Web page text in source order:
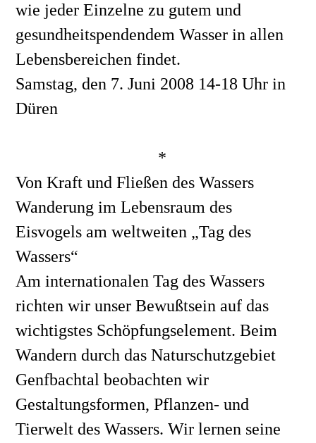
wie jeder Einzelne zu gutem und
gesundheitspendendem Wasser in allen
Lebensbereichen findet.
Samstag, den 7. Juni 2008 14-18 Uhr in
Düren
*
Von Kraft und Fließen des Wassers
Wanderung im Lebensraum des
Eisvogels am weltweiten „Tag des
Wassers“
Am internationalen Tag des Wassers
richten wir unser Bewußtsein auf das
wichtigstes Schöpfungselement. Beim
Wandern durch das Naturschutzgebiet
Genfbachtal beobachten wir
Gestaltungsformen, Pflanzen- und
Tierwelt des Wassers. Wir lernen seine